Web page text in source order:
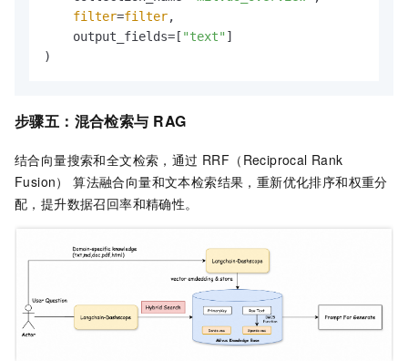
filter=filter,
    output_fields=[
"text" ]
)
步骤五：混合检索与 RAG
结合向量搜索和全文检索，通过 RRF（Reciprocal Rank
Fusion） 算法融合向量和文本检索结果，重新优化排序和权重分
配，提升数据召回率和精确性。